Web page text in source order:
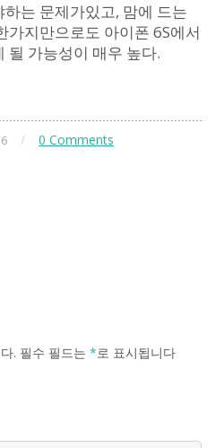
는 문제가있고, 맘에 드는
가지만으로도 아이폰 6S에서
될 가능성이 매우 높다.
/ 0 Comments
. 필수 필드는 *로 표시됩니다